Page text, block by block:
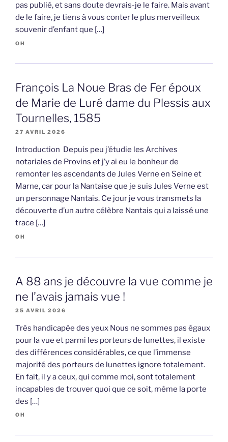
pas publié, et sans doute devrais-je le faire. Mais avant
de le faire, je tiens à vous conter le plus merveilleux
souvenir d’enfant que […]
OH
François La Noue Bras de Fer époux
de Marie de Luré dame du Plessis aux
Tournelles, 1585
27 AVRIL 2026
Introduction Depuis peu j’étudie les Archives
notariales de Provins et j’y ai eu le bonheur de
remonter les ascendants de Jules Verne en Seine et
Marne, car pour la Nantaise que je suis Jules Verne est
un personnage Nantais. Ce jour je vous transmets la
découverte d’un autre célèbre Nantais qui a laissé une
trace […]
OH
A 88 ans je découvre la vue comme je
ne l’avais jamais vue !
25 AVRIL 2026
Très handicapée des yeux Nous ne sommes pas égaux
pour la vue et parmi les porteurs de lunettes, il existe
des différences considérables, ce que l’immense
majorité des porteurs de lunettes ignore totalement.
En fait, il y a ceux, qui comme moi, sont totalement
incapables de trouver quoi que ce soit, même la porte
des […]
OH